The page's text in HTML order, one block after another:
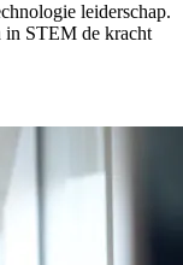
leiderschap.
in STEM de kracht